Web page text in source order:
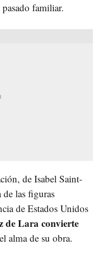
familiar.
de Isabel Saint-
las figuras
de Estados Unidos
de Lara convierte
alma de su obra.